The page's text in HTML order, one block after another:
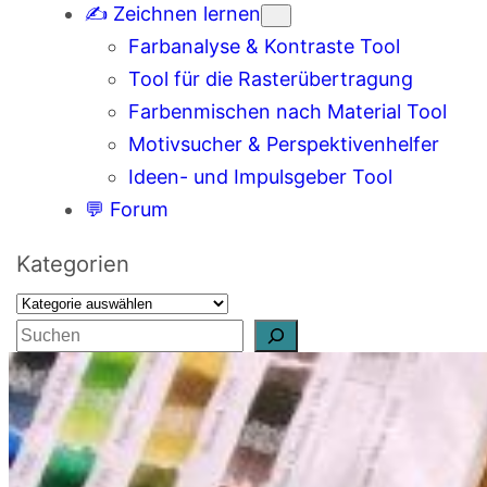
✍️ Zeichnen lernen
Farbanalyse & Kontraste Tool
Tool für die Rasterübertragung
Farbenmischen nach Material Tool
Motivsucher & Perspektivenhelfer
Ideen- und Impulsgeber Tool
💬 Forum
Kategorien
S
u
c
h
e